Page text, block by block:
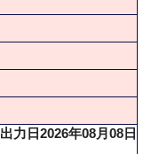
出力日2026年08月08日